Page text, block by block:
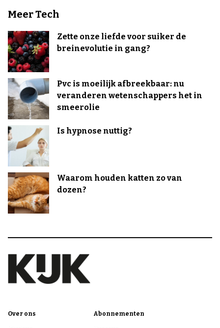
Meer Tech
Zette onze liefde voor suiker de
breinevolutie in gang?
Pvc is moeilijk afbreekbaar: nu
veranderen wetenschappers het in
smeerolie
Is hypnose nuttig?
Waarom houden katten zo van
dozen?
Over ons Abonnementen